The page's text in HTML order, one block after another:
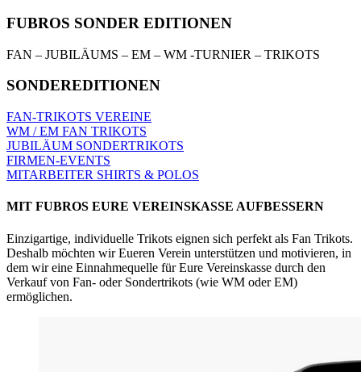
FUBROS SONDER EDITIONEN
FAN – JUBILÄUMS – EM – WM -TURNIER – TRIKOTS
SONDEREDITIONEN
FAN-TRIKOTS VEREINE
WM / EM FAN TRIKOTS
JUBILÄUM SONDERTRIKOTS
FIRMEN-EVENTS
MITARBEITER SHIRTS & POLOS
MIT FUBROS EURE VEREINSKASSE AUFBESSERN
Einzigartige, individuelle Trikots eignen sich perfekt als Fan Trikots.
Deshalb möchten wir Eueren Verein unterstützen und motivieren, in
dem wir eine Einnahmequelle für Eure Vereinskasse durch den
Verkauf von Fan- oder Sondertrikots (wie WM oder EM)
ermöglichen.